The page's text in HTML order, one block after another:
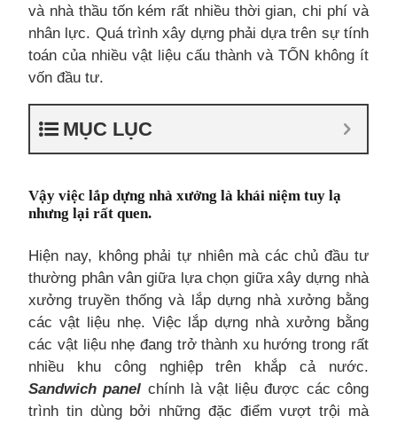
và nhà thầu tốn kém rất nhiều thời gian, chi phí và
nhân lực. Quá trình xây dựng phải dựa trên sự tính
toán của nhiều vật liệu cấu thành và TỐN không ít
vốn đầu tư.
MỤC LỤC
Vậy việc lắp dựng nhà xưởng là khái niệm tuy lạ
nhưng lại rất quen.
Hiện nay, không phải tự nhiên mà các chủ đầu tư
thường phân vân giữa lựa chọn giữa xây dựng nhà
xưởng truyền thống và lắp dựng nhà xưởng bằng
các vật liệu nhẹ. Việc lắp dựng nhà xưởng bằng
các vật liệu nhẹ đang trở thành xu hướng trong rất
nhiều khu công nghiệp trên khắp cả nước.
Sandwich panel chính là vật liệu được các công
trình tin dùng bởi những đặc điểm vượt trội mà